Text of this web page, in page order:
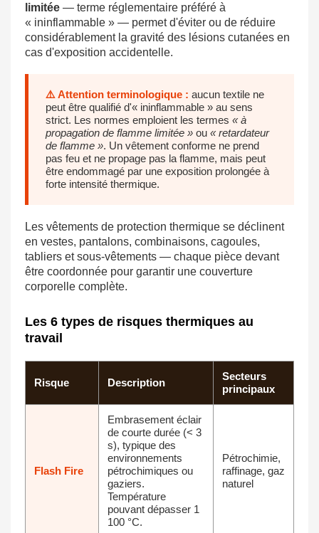
limitée — terme réglementaire préféré à
« ininflammable » — permet d'éviter ou de réduire
considérablement la gravité des lésions cutanées en
cas d'exposition accidentelle.
⚠️ Attention terminologique : aucun textile ne
peut être qualifié d'« ininflammable » au sens
strict. Les normes emploient les termes « à
propagation de flamme limitée » ou « retardateur
de flamme ». Un vêtement conforme ne prend
pas feu et ne propage pas la flamme, mais peut
être endommagé par une exposition prolongée à
forte intensité thermique.
Les vêtements de protection thermique se déclinent
en vestes, pantalons, combinaisons, cagoules,
tabliers et sous-vêtements — chaque pièce devant
être coordonnée pour garantir une couverture
corporelle complète.
Les 6 types de risques thermiques au
travail
Risque Description
Secteurs
principaux
Flash Fire
Embrasement éclair
de courte durée (< 3
s), typique des
environnements
pétrochimiques ou
gaziers.
Température
pouvant dépasser 1
100 °C.
Pétrochimie,
raffinage, gaz
naturel